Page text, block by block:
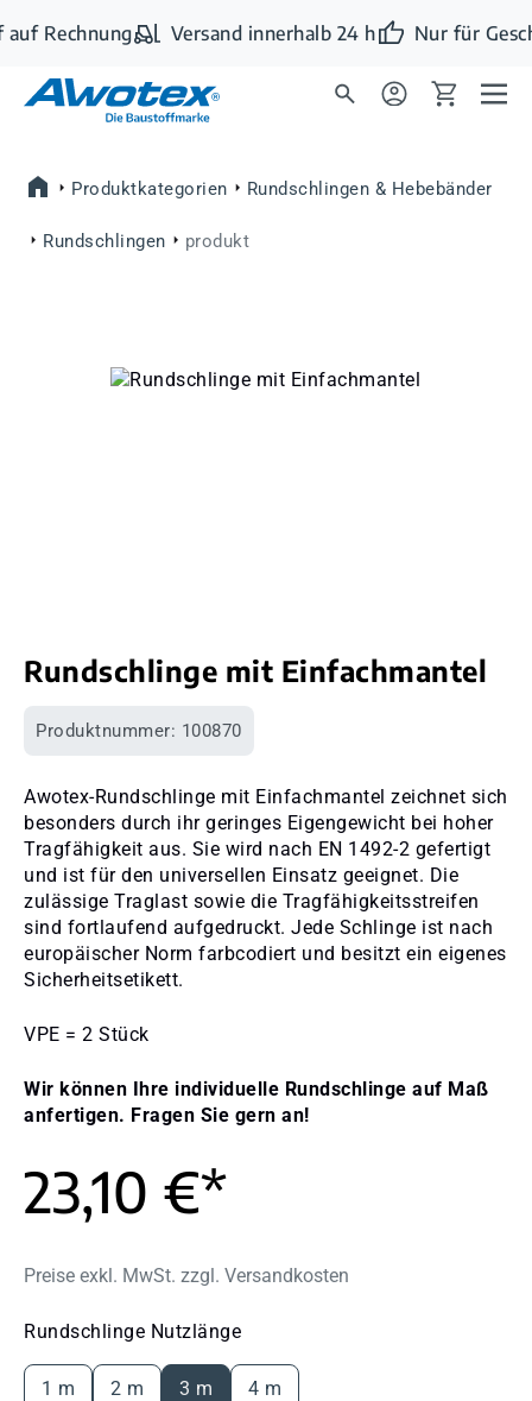
Zum Hauptinhalt springen
Rechnung Versand innerhalb 24 h Nur für
Produktkategorien Rundschlingen & Hebebänder
Rundschlingen produkt
Bildergalerie überspringen
Rundschlinge mit Einfachmantel
Produktnummer: 100870
Awotex-Rundschlinge mit Einfachmantel zeichnet sich
besonders durch ihr geringes Eigengewicht bei hoher
Tragfähigkeit aus. Sie wird nach EN 1492-2 gefertigt
und ist für den universellen Einsatz geeignet. Die
zulässige Traglast sowie die Tragfähigkeitsstreifen
sind fortlaufend aufgedruckt. Jede Schlinge ist nach
europäischer Norm farbcodiert und besitzt ein eigenes
Sicherheitsetikett.
VPE = 2 Stück
Wir können Ihre individuelle Rundschlinge auf Maß
anfertigen. Fragen Sie gern an!
23,10 €*
Preise exkl. MwSt. zzgl. Versandkosten
Rundschlinge Nutzlängeauswählen
1 m 2 m 3 m 4 m